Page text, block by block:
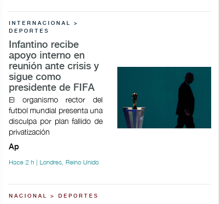
INTERNACIONAL >
DEPORTES
Infantino recibe
apoyo interno en
reunión ante crisis y
sigue como
presidente de FIFA
El organismo rector del
futbol mundial presenta una
disculpa por plan fallido de
privatización
Ap
Hace 2 h | Londres, Reino Unido
NACIONAL > DEPORTES